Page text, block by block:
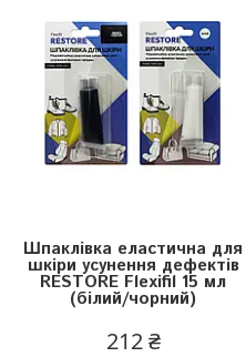
Шпаклівка еластична для
шкіри усунення дефектів
RESTORE Flexifil 15 мл
(білий/чорний)
212 ₴